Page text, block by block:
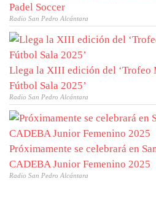
Padel Soccer
Radio San Pedro Alcántara
Llega la XIII edición del ‘Trofeo
Fútbol Sala 2025’
Radio San Pedro Alcántara
Próximamente se celebrará en
CADEBA Junior Femenino 2025
Radio San Pedro Alcántara